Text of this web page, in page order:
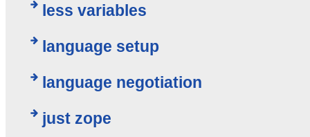
less variables
language setup
language negotiation
just zope